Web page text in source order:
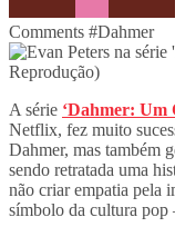
Comments #Dahmer
A série ‘Dahmer: Um
Netflix, fez muito
Dahmer, mas também
sendo retratada uma
não criar empatia pela
símbolo da cultura pop